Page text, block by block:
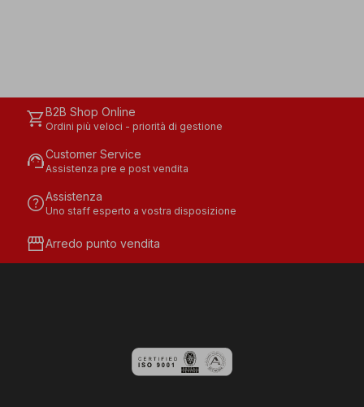
shopping_cartB2B Shop Online
Ordini più veloci - priorità di gestione
support_agentCustomer Service
Assistenza pre e post vendita
helpAssistenza
Uno staff esperto a vostra disposizione
storefrontArredo punto vendita